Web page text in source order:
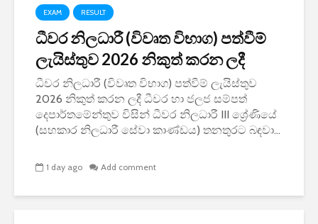
EXAM RESULT
ධීවර නිලධාරී (විවෘත විභාග) පත්වීම්
ලැයිස්තුව 2026 නිකුත් කරන ලදී
ධීවර නිලධාරී (විවෘත විභාග) පත්වීම් ලැයිස්තුව
2026 නිකුත් කරන ලදී ධීවර හා ජලජ සම්පත්
දෙපාර්තමේන්තුව විසින් ධීවර නිලධාරී III ශ්‍රේණියේ
(සහකාර නිලධාරී සේවා කාණ්ඩය) තනතුරට බඳවා...
1 day ago Add comment